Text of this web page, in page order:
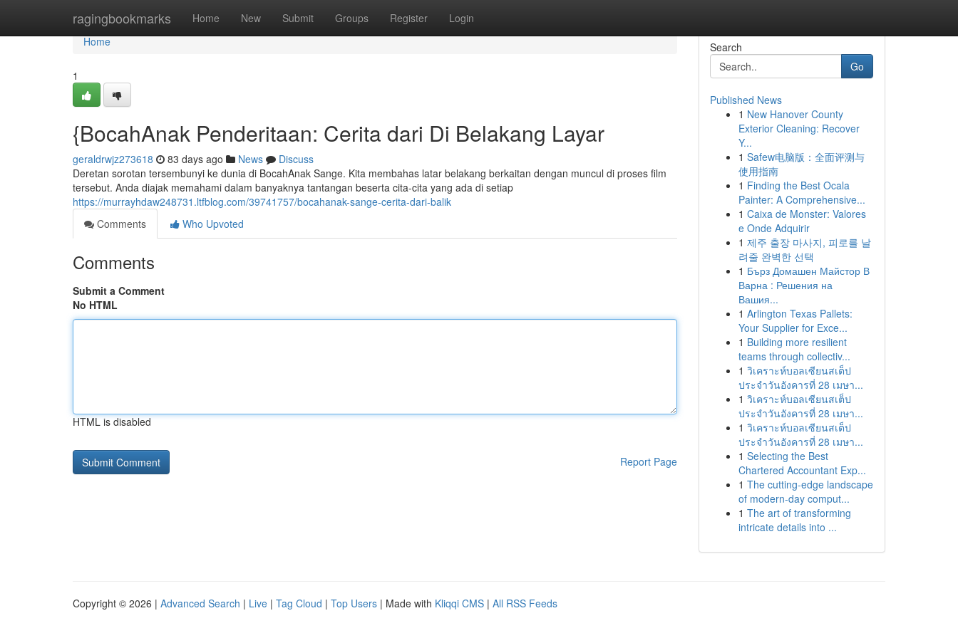
ragingbookmarks Home New Submit Groups Register Login
Home
Home
1
{BocahAnak Penderitaan: Cerita dari Di Belakang Layar
geraldrwjz273618 83 days ago News
Discuss
Deretan sorotan tersembunyi ke dunia di BocahAnak Sange. Kita membahas latar belakang berkaitan dengan muncul di proses film
tersebut. Anda diajak memahami dalam banyaknya tantangan beserta cita-cita yang ada di setiap
https://murrayhdaw248731.ltfblog.com/39741757/bocahanak-sange-cerita-dari-balik
Comments
Who Upvoted
Comments
Submit a Comment
No HTML
HTML is disabled
Report Page
Search
Go
Published News
1 New Hanover County
Exterior Cleaning: Recover
Y...
1 Safew电脑版：全面评测与
使用指南
1 Finding the Best Ocala
Painter: A Comprehensive...
1 Caixa de Monster: Valores
e Onde Adquirir
1 제주 출장 마사지, 피로를 날
려줄 완벽한 선택
1 Бърз Домашен Майстор В
Варна : Решения на
Вашия...
1 Arlington Texas Pallets:
Your Supplier for Exce...
1 Building more resilient
teams through collectiv...
1 วิเคราะห์บอลเซียนสเต็ป
ประจำวันอังคารที่ 28 เมษา...
1 วิเคราะห์บอลเซียนสเต็ป
ประจำวันอังคารที่ 28 เมษา...
1 วิเคราะห์บอลเซียนสเต็ป
ประจำวันอังคารที่ 28 เมษา...
1 Selecting the Best
Chartered Accountant Exp...
1 The cutting-edge landscape
of modern-day comput...
1 The art of transforming
intricate details into ...
Copyright © 2026 | Advanced Search | Live | Tag Cloud | Top Users | Made with Kliqqi CMS | All RSS Feeds